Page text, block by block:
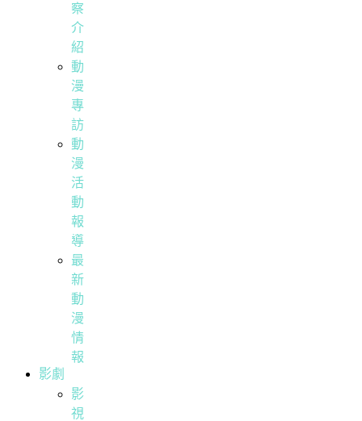
察
介
紹
動
漫
專
訪
動
漫
活
動
報
導
最
新
動
漫
情
報
影劇
影
視